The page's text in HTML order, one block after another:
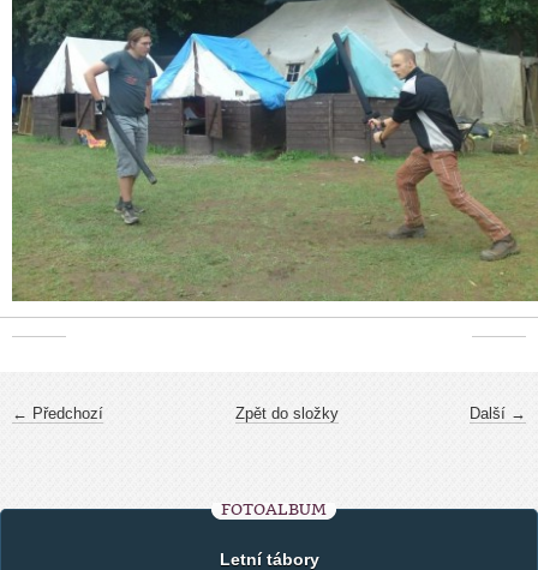
← Předchozí Další →
Zpět do složky
FOTOALBUM
Letní tábory